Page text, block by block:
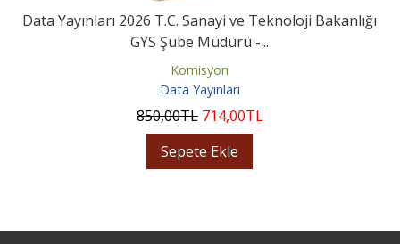
Data Yayınları 2026 T.C. Sanayi ve Teknoloji Bakanlığı
GYS Şube Müdürü -...
Komisyon
Data Yayınları
850,00TL 714,00TL
Sepete Ekle